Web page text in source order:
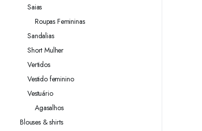
Saias
Roupas Femininas
Sandalias
Short Mulher
Vertidos
Vestido feminino
Vestuário
Agasalhos
Blouses & shirts